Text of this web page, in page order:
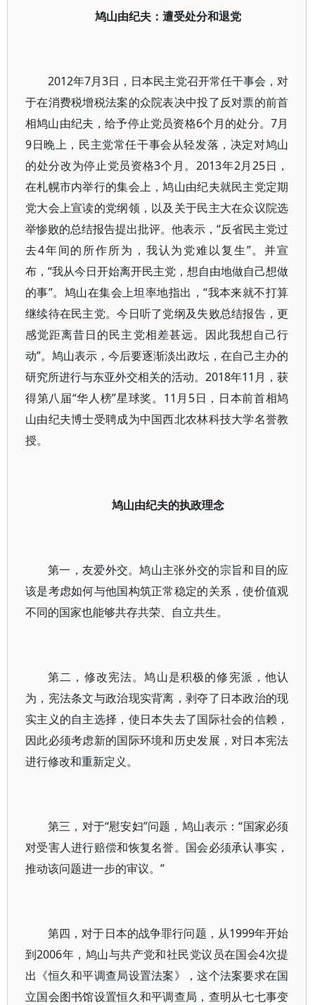
鸠山由纪夫：遭受处分和退党
2012年7月3日，日本民主党召开常任干事会，对
于在消费税增税法案的众院表决中投了反对票的前首
相鸠山由纪夫，给予停止党员资格6个月的处分。7月
9日晚上，民主党常任干事会从轻发落，决定对鸠山
的处分改为停止党员资格3个月。2013年2月25日，
在札幌市内举行的集会上，鸠山由纪夫就民主党定期
党大会上宣读的党纲领，以及关于民主大在众议院选
举惨败的总结报告提出批评。他表示，“反省民主党过
去4年间的所作所为，我认为党难以复生”。并宣
布，“我从今日开始离开民主党，想自由地做自己想做
的事”。鸠山在集会上坦率地指出，“我本来就不打算
继续待在民主党。今日听了党纲及失败总结报告，更
感觉距离昔日的民主党相差甚远。因此我想自己行
动”。鸠山表示，今后要逐渐淡出政坛，在自己主办的
研究所进行与东亚外交相关的活动。2018年11月，获
得第八届“华人榜”星球奖。11月5日，日本前首相鸠
山由纪夫博士受聘成为中国西北农林科技大学名誉教
授。
鸠山由纪夫的执政理念
第一，友爱外交。鸠山主张外交的宗旨和目的应
该是考虑如何与他国构筑正常稳定的关系，使价值观
不同的国家也能够共存共荣、自立共生。
第二，修改宪法。鸠山是积极的修宪派，他认
为，宪法条文与政治现实背离，剥夺了日本政治的现
实主义的自主选择，使日本失去了国际社会的信赖，
因此必须考虑新的国际环境和历史发展，对日本宪法
进行修改和重新定义。
第三，对于“慰安妇”问题，鸠山表示：“国家必须
对受害人进行赔偿和恢复名誉。国会必须承认事实，
推动该问题进一步的审议。”
第四，对于日本的战争罪行问题，从1999年开始
到2006年，鸠山与共产党和社民党议员在国会4次提
出《恒久和平调查局设置法案》，这个法案要求在国
立国会图书馆设置恒久和平调查局，查明从七七事变